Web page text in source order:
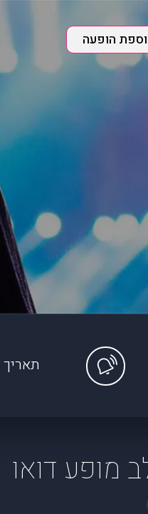
הופעה
מופע דואו